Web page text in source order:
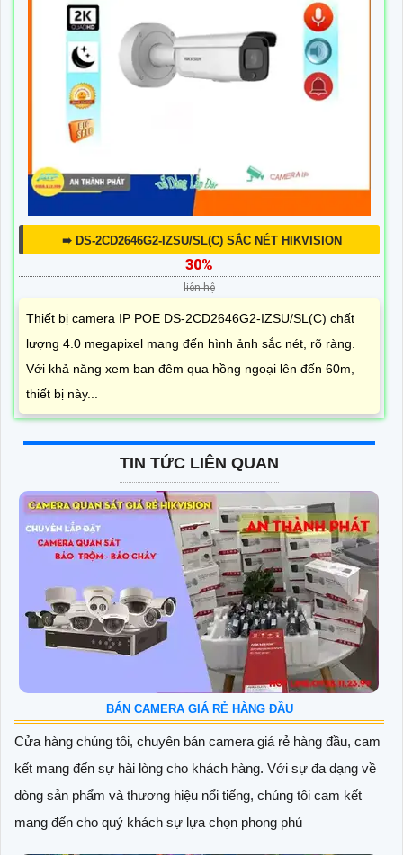
➠ DS-2CD2646G2-IZSU/SL(C) SẮC NÉT HIKVISION
30%
liên hệ
Thiết bị camera IP POE DS-2CD2646G2-IZSU/SL(C) chất
lượng 4.0 megapixel mang đến hình ảnh sắc nét, rõ ràng.
Với khả năng xem ban đêm qua hồng ngoại lên đến 60m,
thiết bị này...
TIN TỨC LIÊN QUAN
BÁN CAMERA GIÁ RẺ HÀNG ĐẦU
Cửa hàng chúng tôi, chuyên bán camera giá rẻ hàng đầu, cam
kết mang đến sự hài lòng cho khách hàng. Với sự đa dạng về
dòng sản phẩm và thương hiệu nổi tiếng, chúng tôi cam kết
mang đến cho quý khách sự lựa chọn phong phú